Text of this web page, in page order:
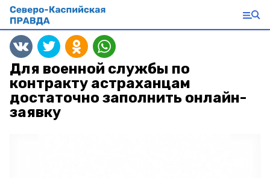
Для военной службы по
контракту астраханцам
достаточно заполнить онлайн-
заявку